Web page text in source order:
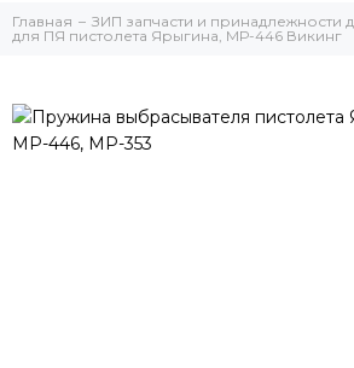
Главная ЗИП запчасти и принадлежности
для ПЯ пистолета Ярыгина, МР-446 Викинг